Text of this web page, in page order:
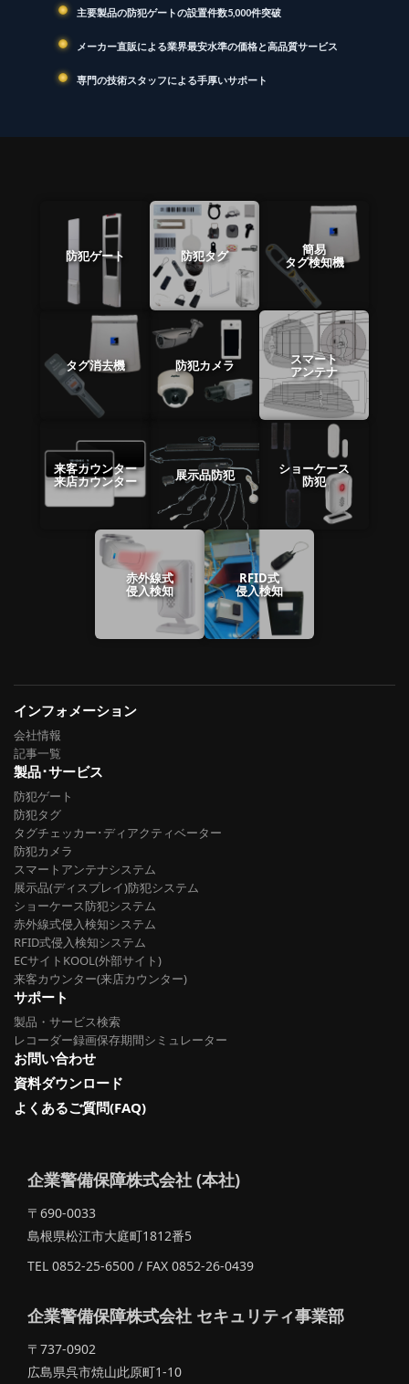
主要製品の防犯ゲートの設置件数5,000件突破
メーカー直販による業界最安水準の価格と高品質サービス
専門の技術スタッフによる手厚いサポート
防犯ゲート 防犯タグ 簡易
タグ検知機
タグ消去機 防犯カメラ スマート
アンテナ
来客カウンター
来店カウンター 展示品防犯 ショーケース
防犯
赤外線式
侵入検知
RFID式
侵入検知
インフォメーション
会社情報
記事一覧
製品･サービス
防犯ゲート
防犯タグ
タグチェッカー･ディアクティベーター
防犯カメラ
スマートアンテナシステム
展示品(ディスプレイ)防犯システム
ショーケース防犯システム
赤外線式侵入検知システム
RFID式侵入検知システム
ECサイトKOOL(外部サイト)
来客カウンター(来店カウンター)
サポート
製品・サービス検索
レコーダー録画保存期間シミュレーター
お問い合わせ
資料ダウンロード
よくあるご質問(FAQ)
企業警備保障株式会社 (本社)
〒690-0033
島根県松江市大庭町1812番5
TEL 0852-25-6500 / FAX 0852-26-0439
企業警備保障株式会社 セキュリティ事業部
〒737-0902
広島県呉市焼山此原町1-10